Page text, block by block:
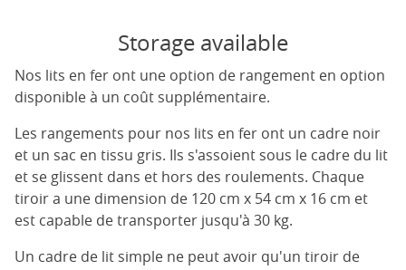
Storage available
Nos lits en fer ont une option de rangement en option
disponible à un coût supplémentaire.
Les rangements pour nos lits en fer ont un cadre noir
et un sac en tissu gris. Ils s'assoient sous le cadre du lit
et se glissent dans et hors des roulements. Chaque
tiroir a une dimension de 120 cm x 54 cm x 16 cm et
est capable de transporter jusqu'à 30 kg.
Un cadre de lit simple ne peut avoir qu'un tiroir de